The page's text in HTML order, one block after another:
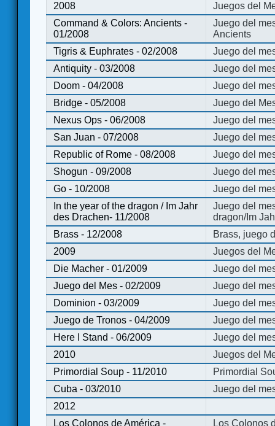
2008
Juegos del
Command & Colors: Ancients -
01/2008
Juego del
Ancients
Tigris & Euphrates - 02/2008
Juego del
Antiquity - 03/2008
Juego del
Doom - 04/2008
Juego del
Bridge - 05/2008
Juego del
Nexus Ops - 06/2008
Juego del
San Juan - 07/2008
Juego del
Republic of Rome - 08/2008
Juego del
Shogun - 09/2008
Juego del
Go - 10/2008
Juego del
In the year of the dragon / Im Jahr
des Drachen- 11/2008
Juego del
dragon/Im
Brass - 12/2008
Brass, juego
2009
Juegos del
Die Macher - 01/2009
Juego del
Juego del Mes - 02/2009
Juego del
Dominion - 03/2009
Juego del
Juego de Tronos - 04/2009
Juego del
Here I Stand - 06/2009
Juego del
2010
Juegos del
Primordial Soup - 11/2010
Primordial
Cuba - 03/2010
Juego del
2012
Los Colonos de América -
Los Colonos